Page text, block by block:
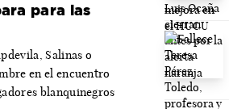
para las
Salinas o
en el encuentro
blanquinegros